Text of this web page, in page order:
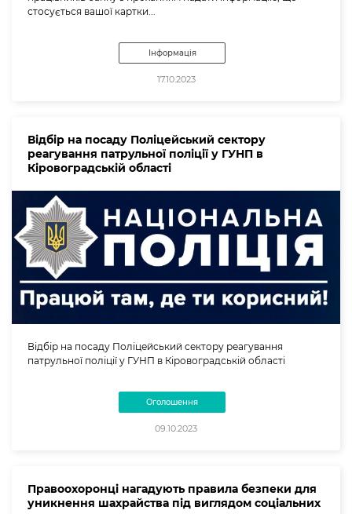
стосується вашої картки...
Інформація
17.10.2023
Відбір на посаду Поліцейський сектору
реагування патрульної поліції у ГУНП в
Кіровоградській області
Відбір на посаду Поліцейський сектору реагування
патрульної поліції у ГУНП в Кіровоградській області
Оголошення
09.10.2023
Правоохоронці нагадують правила безпеки для
уникнення шахрайства під виглядом соціальних